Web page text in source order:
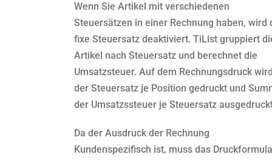
Wenn Sie Artikel mit verschiedenen
Steuersätzen in einer Rechnung haben, wird
fixe Steuersatz deaktiviert. TiList gruppiert
Artikel nach Steuersatz und berechnet die
Umsatzsteuer. Auf dem Rechnungsdruck wird
der Steuersatz je Position gedruckt und
der Umsatzssteuer je Steuersatz
Da der Ausdruck der Rechnung
Kundenspezifisch ist, muss das